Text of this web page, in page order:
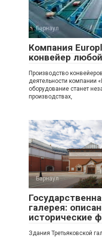
Барнаул
Компания
конвейер
Производство
деятельности компании
оборудование станет
производствах,
Барнаул
галерея:
исторические
Здания Третьяковской